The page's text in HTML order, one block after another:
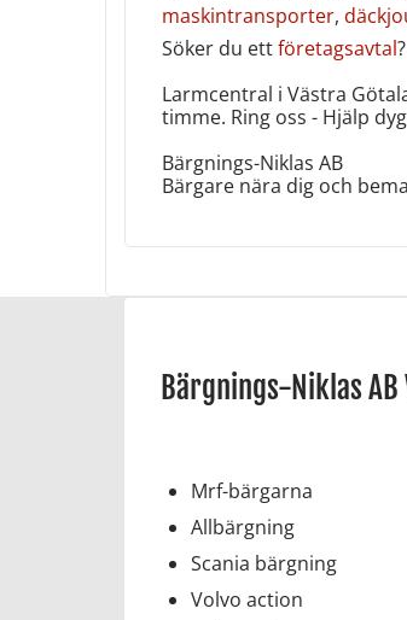
maskintransporter,
Söker du ettföretagsavtal
Larmcentral i Västra
timme. Ring oss - Hjälp
Bärgnings-Niklas AB
Bärgare nära dig och
Bärgnings-Niklas
Mrf-bärgarna
Allbärgning
Scania bärgning
Volvo action